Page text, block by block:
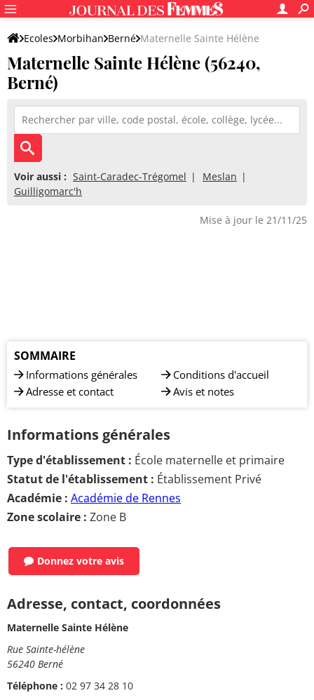
Ecoles Morbihan Berné Maternelle Sainte Hélène
Maternelle Sainte Hélène (56240,
Berné)
Voir aussi : Saint-Caradec-Trégomel
Meslan
Guilligomarc'h
Mise à jour le 21/11/25
SOMMAIRE
Informations générales
Adresse et contact
Conditions d'accueil
Avis et notes
Informations générales
Type d'établissement : École maternelle et primaire
Statut de l'établissement : Établissement Privé
Académie : Académie de Rennes
Zone scolaire : Zone B
Donnez votre avis
Adresse, contact, coordonnées
Maternelle Sainte Hélène
Rue Sainte-hélène
56240 Berné
Téléphone : 02 97 34 28 10